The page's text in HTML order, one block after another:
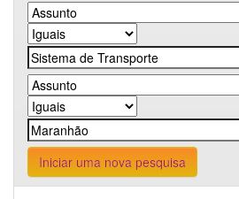
Iniciar uma nova pesquisa